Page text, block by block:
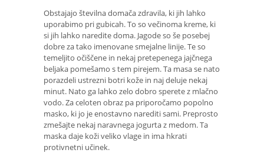
Obstajajo številna domača zdravila, ki jih lahko
uporabimo pri gubicah. To so večinoma kreme, ki
si jih lahko naredite doma. Jagode so še posebej
dobre za tako imenovane smejalne linije. Te so
temeljito očiščene in nekaj pretepenega jajčnega
beljaka pomešamo s tem pirejem. Ta masa se nato
porazdeli ustrezni botri kože in naj deluje nekaj
minut. Nato ga lahko zelo dobro sperete z mlačno
vodo. Za celoten obraz pa priporočamo popolno
masko, ki jo je enostavno narediti sami. Preprosto
zmešajte nekaj naravnega jogurta z medom. Ta
maska ​​daje koži veliko vlage in ima hkrati
protivnetni učinek.